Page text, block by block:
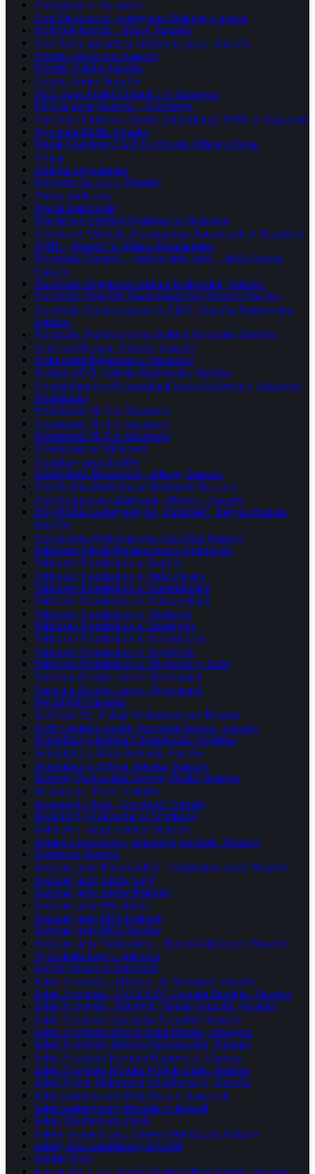
Pierogarnia w Staszowie
Piotr Markiewicz, weterynarz, Połaniec Łubnice
Piotr Olechowski – lekarz, Staszów
Piotr Roch, specjalista medycyny pracy, Staszów
Pizzeria Akwarium Staszów
Pizzeria Kaktus Staszów
Pizzeria Spoko Staszów
PKO Bank Polski Oddział 1 w Staszowie
PKS na trasie Staszów – Kołobrzeg
Placówka Partnerska Banku Zachodniego WBK w Staszowie
Pływalnia Delfin Połaniec
Pokoje Gościnne Chańcza Urszula i Błażej Olczak
Policja
Polityka prywatności
Polprzem Sp. z o.o. Połaniec
Pomoc społeczna
Powiat staszowski
Powiatowe Centrum Sportowe w Staszowie
Powiatowy Ośrodek Doskonalenia Nauczycieli w Staszowie
PPHU „Maxim” Z. Mikus, Podmaleniec
Pracownia Fantazja – słodkie stoły, torty – Wola Osowa,
Staszów
Pracownia Projektowa Aldona Krakowiak, Staszów
Pracownia Protetyki Stomatologicznej Dentam Staszów
Pracownia Psychologiczna A-TEST Henryka Markowska,
Staszów
Pracownia Psychologiczna Izabela Szczypior, Staszów
Print Graf Bożena Pietrzyk, Staszów
Prokuratura Rejonowa w Staszowie
Prymus-AGD, Galeria Staszowska, Staszów
Przedsiębiorstwo Komunikacji Samochodowej w Staszowie
Przedszkola
Przedszkole Nr 3 w Staszowie
Przedszkole Nr 4 w Staszowie
Przedszkole Nr 8 w Staszowie
Przedszkole w Wiśniowej
Przeglądy samochodów
Przemysław Borowiecki, chirurg, Staszów
Przychodnia Rodzinna w Staszowie Sp. z o.o.
Przychodnia specjalistyczna „Medyk”, Staszów
Przychodnia weterynaryjna „Zwierzak”, Justyna Pomian,
Staszów
Przychodnia Weterynaryjna Hau Miau Staszów
Publiczna Szkoła Podstawowa w Łubnicach
Publiczne Przedszkole w Bogorii
Publiczne Przedszkole w Jurkowicach
Publiczne Przedszkole w Koniemłotach
Publiczne Przedszkole w Kurozwękach
Publiczne Przedszkole w Mostkach
Publiczne Przedszkole w Smerdynie
Publiczne Przedszkole w Szczeglicach
Publiczne Przedszkole w Szydłowie
Publiczne Przedszkole w Wiązownicy Dużej
Pustelnia Złotego Lasu w Rytwianach
Pustelnia Złotego Lasu w Rytwianach
PW ROBO Staszów
Raf-Gum SC. Usługi Wulkanizacyjne Bogoria
REH Complex Analis, Krzysztof Janecki, Staszów
Rehabilitacja Bożena Chmielewska, Szydłów
Rehabilitacja, Rafał Belusiak, Staszów
Rehabilitacja, Sylwia Janecka, Staszów
Remonty Budowlane Andrzej Pruski, Staszów
Restauracja „Perła” Golejów
Restauracja Hotel „Gościniec” Strużki
Restauracja Królewska w Szydłowie
Rolnictwo, usługi rolnicze Staszów
Roman Gorostowicz, ginekolog położnik, Staszów
Rossmann Staszów
Rozkład jazdy Busko-Zdrój – Sandomierz przez Staszów
Rozkład jazdy busów Gryf
Rozkład jazdy busów Połaniec
Rozkład jazdy Muszkieter
Rozkład jazdy PKS Połaniec
Rozkład jazdy PKS Staszów
Rozkład jazdy Sandomierz – Busko-Zdrój przez Staszów
Rytwiański karp w galarecie
Sąd Rejonowy w Staszowie
Salon Fryzjerski „Elżbieta”, E. Suchojad, Staszów
Salon Fryzjerski „EVELAIN” Ewelina Pawlęga, Staszów
Salon Fryzjerski „Hairstyle” Renata Kowalik, Połaniec
Salon Fryzjerski Agnieszka Poczobut, Staszów
Salon Fryzjerski ANNA Anna Reczko, Strzegom
Salon Fryzjerski Jadwiga Staniszewska, Połaniec
Salon Fryzjerski Karolina Rejnowicz, Chańcza
Salon Fryzjerski Monika Wójcik-Utnik, Staszów
Salon Fryzur Małgorzata Adamkiewicz, Staszów
Salon kosmetyczny Bella Rosa w Staszowie
Salon kosmetyczny Paradise w Bogorii
Salon Ubezpieczeń, Osiek
Salony kosmetyczne, odnowa biologiczna Staszów
Salony sieci komórkowych GSM
Sample Page
Secesja Sp. z o.o. Zespół Biegłych Rewidentów, Staszów